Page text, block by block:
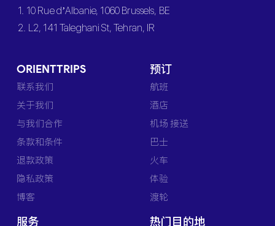
1. 10 Rue d’Albanie, 1060 Brussels, BE
2. L2, 141 Taleghani St, Tehran, IR
ORIENTTRIPS
联系我们
关于我们
与我们合作
条款和条件
退款政策
隐私政策
博客
预订
航班
酒店
机场 接送
巴士
火车
体验
渡轮
服务 热门目的地